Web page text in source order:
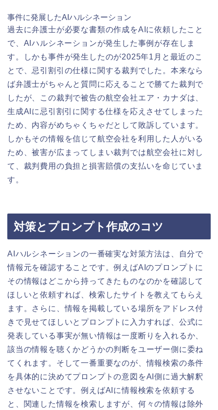
事件に発展したAIハルシネーション
過去に弁護士が必要な書類の作成をAIに依頼したこと
で、AIハルシネーションが発生した事例が存在しま
す。しかも事件が発生したのが2025年1月と最近のこ
とで、忌引割引の仕様に関する裁判でした。本来なら
ば弁護士がちゃんと質問に応えることで勝てた裁判で
したが、この裁判で被告の航空会社エア・カナダは、
生成AIに忌引割引に関する仕様を応えさせてしまった
ため、内容がめちゃくちゃだとして敗訴しています。
しかもその情報を信じて航空会社を利用した人がいる
ため、被害が広まってしまい裁判では航空会社に対し
て、裁判費用の負担と損害賠償の支払いを命じていま
す。
対策とプロンプト作成のコツ
AIハルシネーションの一番確実な対策方法は、自分で
情報元を確認することです。例えばAIのプロンプトに
その情報はどこから持ってきたものなのかを確認して
ほしいと依頼すれば、検索したサイトを教えてもらえ
ます。さらに、情報を掲載している場所をアドレス付
きで見せてほしいとプロンプトに入力すれば、公式に
発表している事実が無い情報は一度断りを入れるか、
該当の情報を聴くかどうかの判断をユーザー側に委ね
てくれます。そして一番重要なのが、情報検索の条件
を具体的に決めてプロンプトの意図をAI側に過大解釈
させないことです。例えばAIに情報検索を依頼する
と、関連した情報を検索しますが、何々の情報は除外